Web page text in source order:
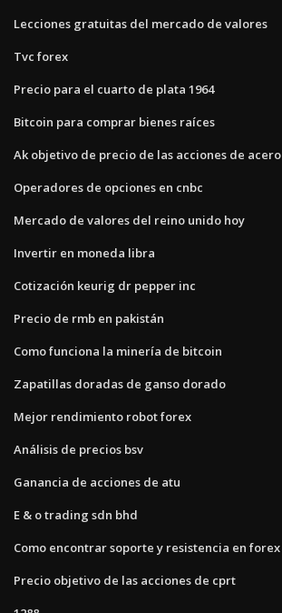
Lecciones gratuitas del mercado de valores
Tvc forex
Precio para el cuarto de plata 1964
Bitcoin para comprar bienes raíces
Ak objetivo de precio de las acciones de acero
Operadores de opciones en cnbc
Mercado de valores del reino unido hoy
Invertir en moneda libra
Cotización keurig dr pepper inc
Precio de rmb en pakistán
Como funciona la minería de bitcoin
Zapatillas doradas de ganso dorado
Mejor rendimiento robot forex
Análisis de precios bsv
Ganancia de acciones de atu
E & o trading sdn bhd
Como encontrar soporte y resistencia en forex
Precio objetivo de las acciones de cprt